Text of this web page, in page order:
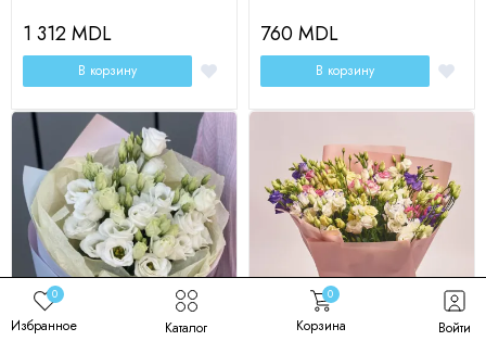
1 312 MDL
В корзину
760 MDL
В корзину
Изменить состав Изменить состав
0
Избранное Каталог
0
Корзина Войти